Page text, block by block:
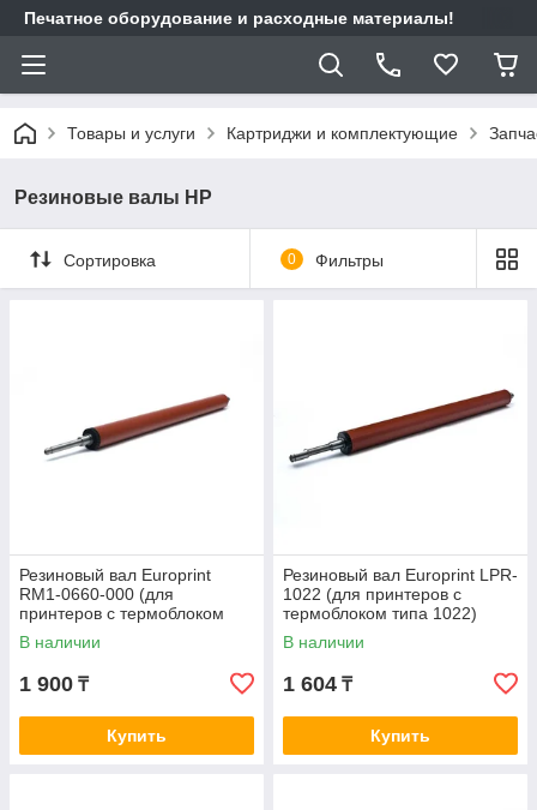
Печатное оборудование и расходные материалы!
Товары и услуги Картриджи и комплектующие
Резиновые валы HP
Сортировка 0 Фильтры
Резиновый вал Europrint
RM1-0660-000 (для
принтеров с термоблоком
типа 1010)
В наличии
1 900 ₸
Купить
Резиновый вал Europrint LPR-
1022 (для принтеров с
термоблоком типа 1022)
В наличии
1 604 ₸
Купить